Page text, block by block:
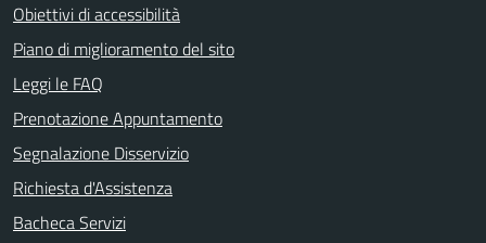
Obiettivi di accessibilità
Piano di miglioramento del sito
Leggi le FAQ
Prenotazione Appuntamento
Segnalazione Disservizio
Richiesta d'Assistenza
Bacheca Servizi